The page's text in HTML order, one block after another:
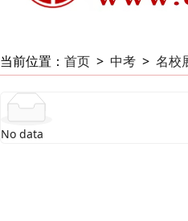
当前位置： 首页 > 中考 > 名校
No data